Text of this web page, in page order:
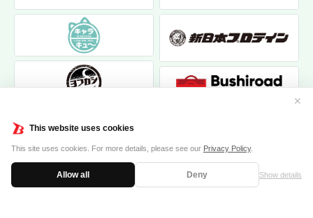
This website uses cookies
This site uses cookies. For more details, please see our Privacy Policy.
Allow all Deny Show details
✕